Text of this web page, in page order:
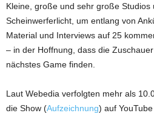
Kleine, große und sehr große Studios
Scheinwerferlicht, um entlang von
Material und Interviews auf 25
– in der Hoffnung, dass die
nächstes Game finden.
Laut Webedia verfolgten mehr als
die Show (Aufzeichnung) auf